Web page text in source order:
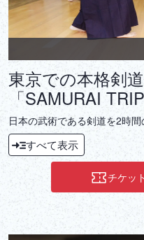
東京での本格剣
「SAMURAI TRIP
日本の武術である剣道を2時間
すべて表示
チケッ